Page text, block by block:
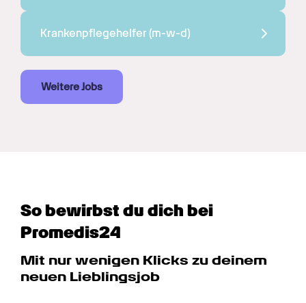
Krankenpflegehelfer (m-w-d)
Weitere Jobs
So bewirbst du dich bei
Promedis24
Mit nur wenigen Klicks zu deinem
neuen Lieblingsjob